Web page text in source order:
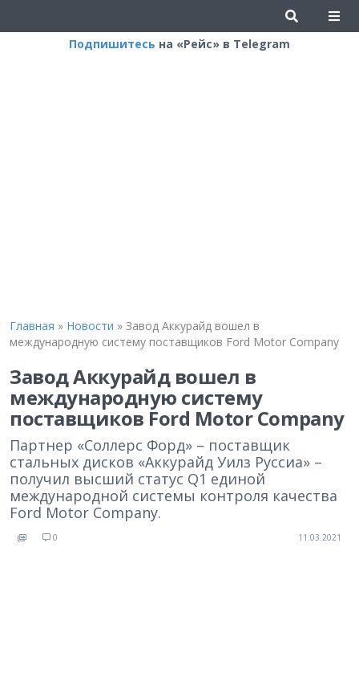
Подпишитесь на «Рейс» в Telegram
Главная » Новости » Завод Аккурайд вошел в
международную систему поставщиков Ford Motor Company
Завод Аккурайд вошел в
международную систему
поставщиков Ford Motor Company
Партнер «Соллерс Форд» – поставщик
стальных дисков «Аккурайд Уилз Руссиа» –
получил высший статус Q1 единой
международной системы контроля качества
Ford Motor Company.
0 11.03.2021